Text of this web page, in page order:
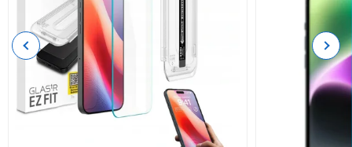
Previous Next